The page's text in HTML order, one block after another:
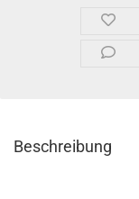
Beschreibung